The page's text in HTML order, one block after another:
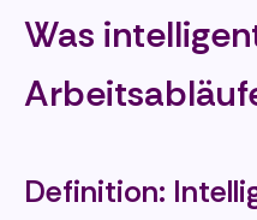
Was
Definition: